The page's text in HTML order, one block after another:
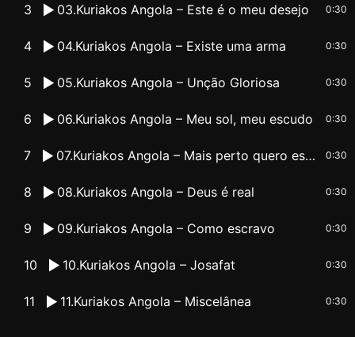
3 03.Kuriakos Angola – Este é o meu desejo 0:30
4 04.Kuriakos Angola – Existe uma arma 0:30
5 05.Kuriakos Angola – Unção Gloriosa 0:30
6 06.Kuriakos Angola – Meu sol, meu escudo 0:30
7 07.Kuriakos Angola – Mais perto quero estar 0:30
8 08.Kuriakos Angola – Deus é real 0:30
9 09.Kuriakos Angola – Como escravo 0:30
10 10.Kuriakos Angola – Josafat 0:30
11 11.Kuriakos Angola – Miscelânea 0:30